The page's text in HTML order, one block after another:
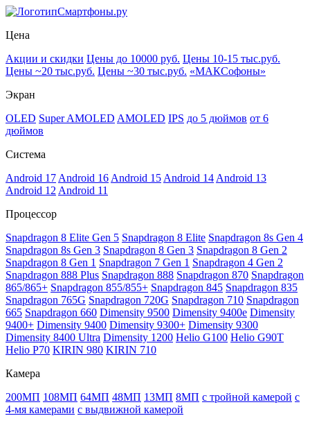
Смартфоны.ру
Цена
Акции и скидки Цены до 10000 руб. Цены 10-15 тыс.руб.
Цены ~20 тыс.руб. Цены ~30 тыс.руб. «МАКСофоны»
Экран
OLED Super AMOLED AMOLED IPS до 5 дюймов от 6
дюймов
Система
Android 17 Android 16 Android 15 Android 14 Android 13
Android 12 Android 11
Процессор
Snapdragon 8 Elite Gen 5 Snapdragon 8 Elite Snapdragon 8s Gen 4
Snapdragon 8s Gen 3 Snapdragon 8 Gen 3 Snapdragon 8 Gen 2
Snapdragon 8 Gen 1 Snapdragon 7 Gen 1 Snapdragon 4 Gen 2
Snapdragon 888 Plus Snapdragon 888 Snapdragon 870 Snapdragon
865/865+ Snapdragon 855/855+ Snapdragon 845 Snapdragon 835
Snapdragon 765G Snapdragon 720G Snapdragon 710 Snapdragon
665 Snapdragon 660 Dimensity 9500 Dimensity 9400e Dimensity
9400+ Dimensity 9400 Dimensity 9300+ Dimensity 9300
Dimensity 8400 Ultra Dimensity 1200 Helio G100 Helio G90T
Helio P70 KIRIN 980 KIRIN 710
Камера
200МП 108МП 64МП 48МП 13МП 8МП с тройной камерой с
4-мя камерами с выдвижной камерой